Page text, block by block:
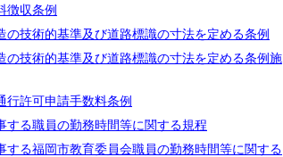
徴収条例
の技術的基準及び道路標識の寸法を定める条例
の技術的基準及び道路標識の寸法を定める条例施
行許可申請手数料条例
する職員の勤務時間等に関する規程
する福岡市教育委員会職員の勤務時間等に関する